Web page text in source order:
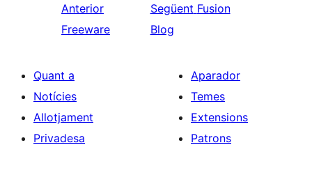
Anterior
Freeware
Següent Fusion
Blog
Quant a
Notícies
Allotjament
Privadesa
Aparador
Temes
Extensions
Patrons